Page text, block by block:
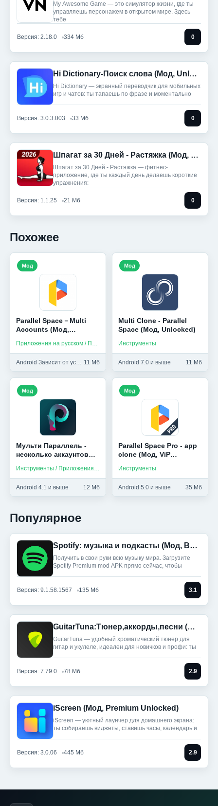
My Awesome Game — это симулятор жизни, где ты
управляешь персонажем в открытом мире. Здесь
тебе
Версия: 2.18.0 334 Мб 0
Hi Dictionary-Поиск слова (Мод, Unlocked)
Hi Dictionary — экранный переводчик для мобильных
игр и чатов: ты тапaешь по фразе и моментально
Версия: 3.0.3.003 33 Мб 0
Шпагат за 30 Дней - Растяжка (Мод, Premium Unlocked)
Шпагат за 30 Дней - Растяжка — фитнес-
приложение, где ты каждый день делаешь короткие
упражнения:
Версия: 1.1.25 21 Мб 0
Похожее
Parallel Space－Multi
Accounts (Мод,
Приложения на русском / Персонализация
Android Зависит от устройства и выше 11 Мб
Мод
Multi Clone - Parallel
Space (Мод, Unlocked)
Инструменты
Android 7.0 и выше 11 Мб
Мод
Мульти Параллель -
несколько аккаунтов
Инструменты / Приложения на русском / Разное
Android 4.1 и выше 12 Мб
Мод
Parallel Space Pro - app
clone (Мод, ViP
Инструменты
Android 5.0 и выше 35 Мб
Мод
Популярное
Spotify: музыка и подкасты (Мод, Всё разблокировано)
Получить в свои руки всю музыку мира. Загрузите
Spotify Premium mod APK прямо сейчас, чтобы
Версия: 9.1.58.1567 135 Мб 3.1
GuitarTuna:Тюнер,аккорды,песни (Мод, Premium Unlocked)
GuitarTuna — удобный хроматический тюнер для
гитар и укулеле, идеален для новичков и профи: ты
Версия: 7.79.0 78 Мб 2.9
iScreen (Мод, Premium Unlocked)
iScreen — уютный лаунчер для домашнего экрана:
ты собираешь виджеты, ставишь часы, календарь и
Версия: 3.0.06 445 Мб 2.9